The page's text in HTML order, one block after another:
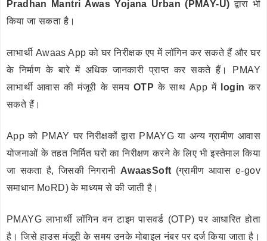
Pradhan Mantri Awas Yojana Urban (PMAY-U) द्वारा भी
किया जा सकता है।
लाभार्थी Awaas App को घर निरीक्षक एप में लॉगिन कर सकते हैं और घर
के निर्माण के बारे में अधिक जानकारी प्राप्त कर सकते हैं। PMAY
लाभार्थी आवास की मंजूरी के समय OTP के साथ App में login कर
सकते हैं।
App को PMAY घर निरीक्षकों द्वारा PMAYG या अन्य ग्रामीण आवास
योजनाओं के तहत निर्मित घरों का निरीक्षण करने के लिए भी इस्तेमाल किया
जा सकता है, जिसकी निगरानी AwaasSoft (ग्रामीण आवास e-gov
समाधान MoRD) के माध्यम से की जाती है।
PMAYG लाभार्थी लॉगिन वन टाइम पासवर्ड (OTP) पर आधारित होता
है। जिसे हाउस मंजूरी के समय उनके मोबाइल नंबर पर दर्ज किया जाता है।